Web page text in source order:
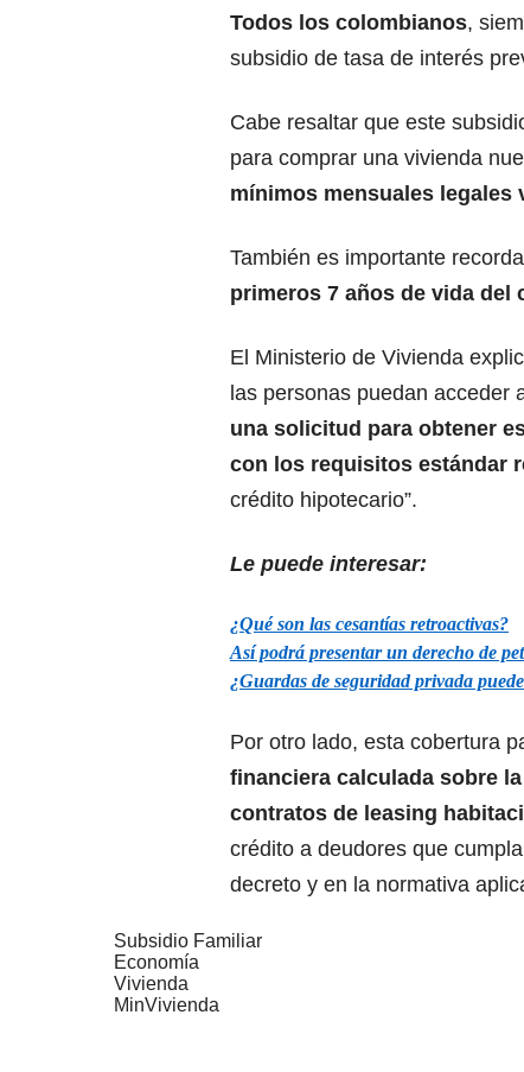
Todos los colombianos,
subsidio de tasa de interés
Cabe resaltar que este
para comprar una vivienda
mínimos mensuales legales
También es importante
primeros 7 años de vida del
El Ministerio de Vivienda
las personas puedan acceder
una solicitud para obtener
con los requisitos estándar
crédito hipotecario”.
Le puede interesar:
¿Qué son las cesantías retroactivas?
Así podrá presentar un derecho de
¿Guardas de seguridad privada
Por otro lado, esta cobertura
financiera calculada sobre
contratos de leasing
crédito a deudores que
decreto y en la normativa
Subsidio Familiar
Economía
Vivienda
MinVivienda